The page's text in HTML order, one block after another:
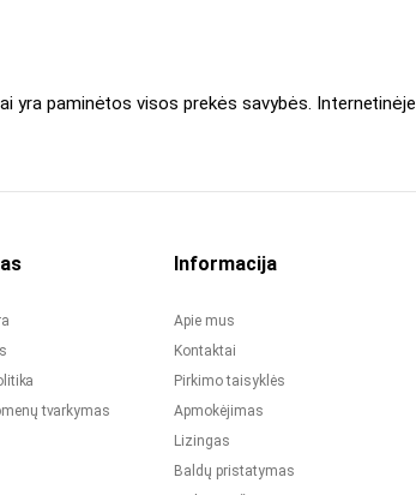
yra paminėtos visos prekės savybės. Internetinėje
tvarkymas
Informacija
Apie mus
Kontaktai
Pirkimo taisyklės
Apmokėjimas
Lizingas
Baldų pristatymas